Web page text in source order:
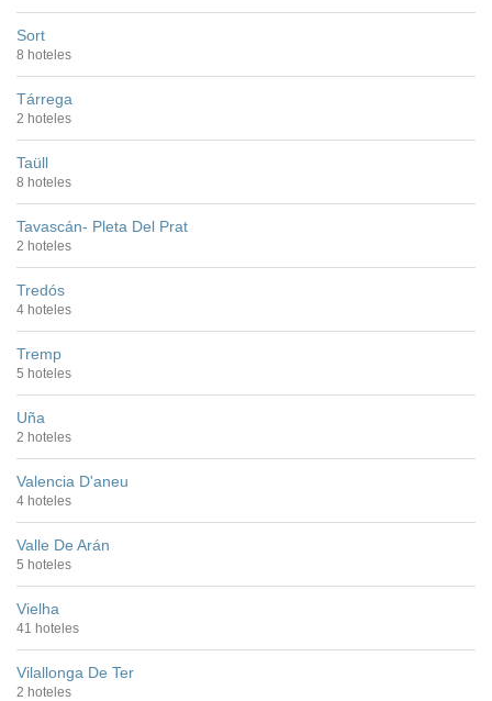
Sort
8 hoteles
Tárrega
2 hoteles
Taüll
8 hoteles
Tavascán- Pleta Del Prat
2 hoteles
Tredós
4 hoteles
Tremp
5 hoteles
Uña
2 hoteles
Valencia D'aneu
4 hoteles
Valle De Arán
5 hoteles
Vielha
41 hoteles
Vilallonga De Ter
2 hoteles